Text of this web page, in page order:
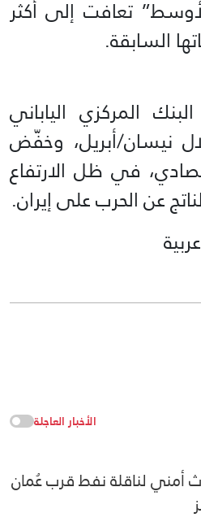
تعافت إلى أكثر
المركزي الياباني
نيسان/أبريل، وخفّض
في ظل الارتفاع
عن الحرب على إيران.
الأخبار العاجلة
أمني لناقلة نفط قرب عُمان